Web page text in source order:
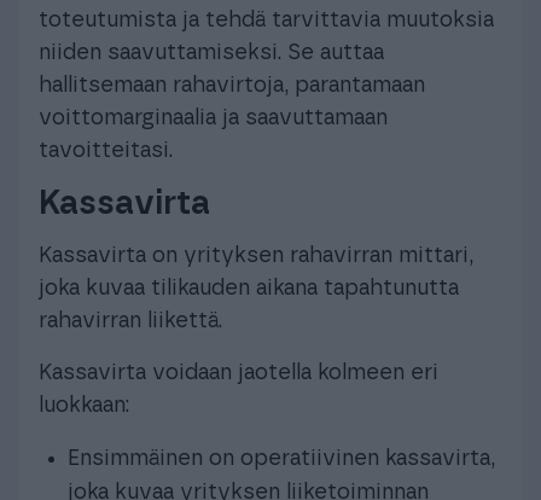
toteutumista ja tehdä tarvittavia muutoksia
niiden saavuttamiseksi. Se auttaa
hallitsemaan rahavirtoja, parantamaan
voittomarginaalia ja saavuttamaan
tavoitteitasi.
Kassavirta
Kassavirta on yrityksen rahavirran mittari,
joka kuvaa tilikauden aikana tapahtunutta
rahavirran liikettä.
Kassavirta voidaan jaotella kolmeen eri
luokkaan:
Ensimmäinen on operatiivinen kassavirta,
joka kuvaa yrityksen liiketoiminnan